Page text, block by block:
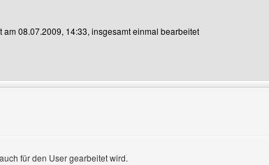
am 08.07.2009, 14:33, insgesamt einmal bearbeitet
timpen-test
für den User gearbeitet wird.